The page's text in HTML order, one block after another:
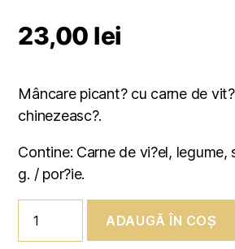
23,00 lei
Mâncare picant? cu carne de
chinezeasc?.
Contine: Carne de vi?el, legume,
g. / por?ie.
BORS
DE
ADAUGĂ ÎN COȘ